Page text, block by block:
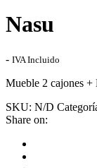
Nasu
- Rango
precios:
270,00€
hasta
IVA Incluido
Mueble 2 cajones +
SKU: N/D
Share on: